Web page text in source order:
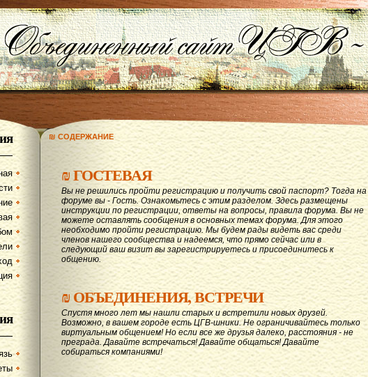
₪ СОДЕРЖАНИЕ
₪ГОСТЕВАЯ
Вы не решились пройти регистрацию и получить свой паспорт? Тогда на
форуме вы - Гость. Ознакомьтесь с этим разделом. Здесь размещены
инструкции по регистрации, ответы на вопросы, правила форума. Вы не
можете оставлять сообщения в основных темах форума. Для этого
необходимо пройти регистрацию. Мы будем рады видеть вас среди
членов нашего сообщества и надеемся, что прямо сейчас или в
следующий ваш визит вы зарегистрируетесь и присоединитесь к
общению.
₪ОБЪЕДИНЕНИЯ, ВСТРЕЧИ
Спустя много лет мы нашли старых и встретили новых друзей.
Возможно, в вашем городе есть ЦГВ-шники. Не ограничивайтесь только
виртуальным общением! Но если все же друзья далеко, расстояния - не
преграда. Давайте вcтречаться! Давайте общаться! Давайте
собираться компаниями!